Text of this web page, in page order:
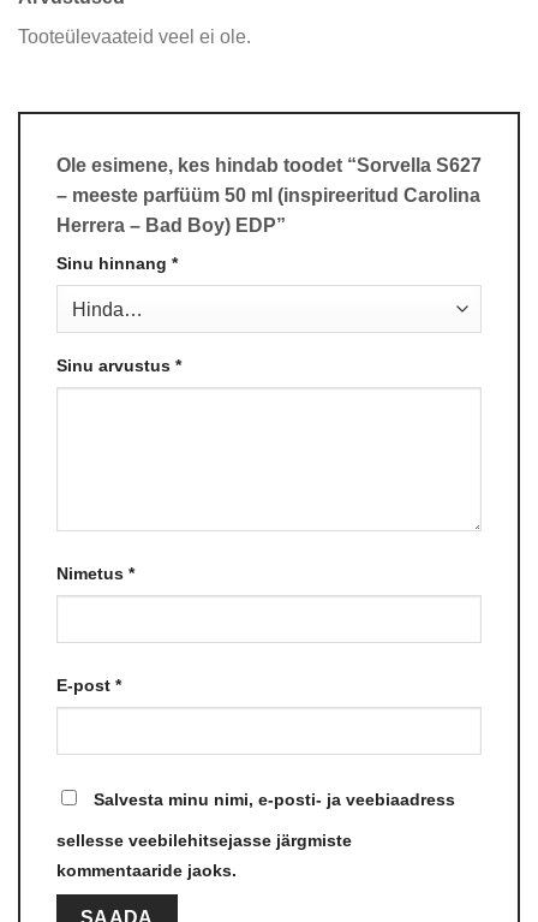
Tooteülevaateid veel ei ole.
Ole esimene, kes hindab toodet “Sorvella S627
– meeste parfüüm 50 ml (inspireeritud Carolina
Herrera – Bad Boy) EDP”
Sinu hinnang *
Sinu arvustus *
Nimetus *
E-post *
Salvesta minu nimi, e-posti- ja veebiaadress
sellesse veebilehitsejasse järgmiste
kommentaaride jaoks.